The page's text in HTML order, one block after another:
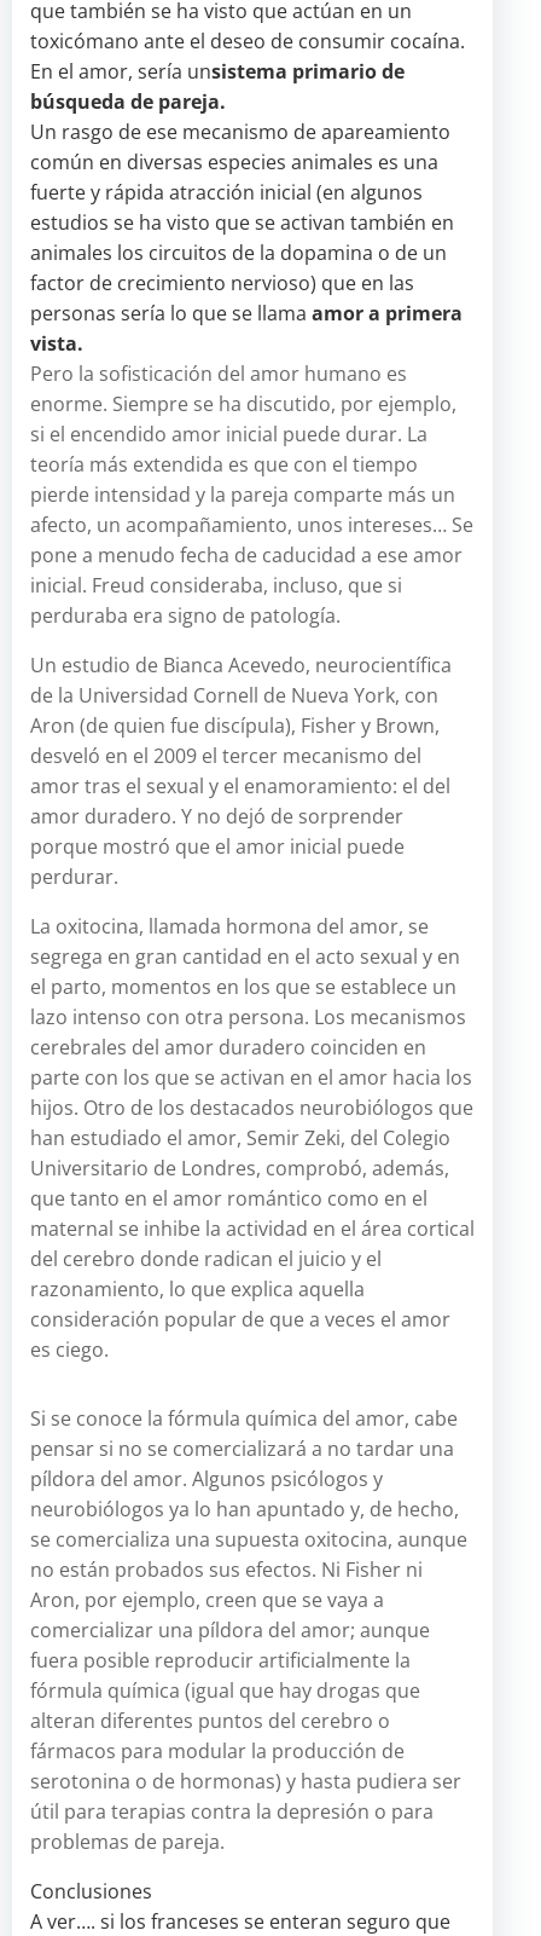
que también se ha visto que actúan en un
toxicómano ante el deseo de consumir cocaína.
En el amor, sería unsistema primario de
búsqueda de pareja.
Un rasgo de ese mecanismo de apareamiento
común en diversas especies animales es una
fuerte y rápida atracción inicial (en algunos
estudios se ha visto que se activan también en
animales los circuitos de la dopamina o de un
factor de crecimiento nervioso) que en las
personas sería lo que se llama amor a primera
vista.
Pero la sofisticación del amor humano es
enorme. Siempre se ha discutido, por ejemplo,
si el encendido amor inicial puede durar. La
teoría más extendida es que con el tiempo
pierde intensidad y la pareja comparte más un
afecto, un acompañamiento, unos intereses… Se
pone a menudo fecha de caducidad a ese amor
inicial. Freud consideraba, incluso, que si
perduraba era signo de patología.
Un estudio de Bianca Acevedo, neurocientífica
de la Universidad Cornell de Nueva York, con
Aron (de quien fue discípula), Fisher y Brown,
desveló en el 2009 el tercer mecanismo del
amor tras el sexual y el enamoramiento: el del
amor duradero. Y no dejó de sorprender
porque mostró que el amor inicial puede
perdurar.
La oxitocina, llamada hormona del amor, se
segrega en gran cantidad en el acto sexual y en
el parto, momentos en los que se establece un
lazo intenso con otra persona. Los mecanismos
cerebrales del amor duradero coinciden en
parte con los que se activan en el amor hacia los
hijos. Otro de los destacados neurobiólogos que
han estudiado el amor, Semir Zeki, del Colegio
Universitario de Londres, comprobó, además,
que tanto en el amor romántico como en el
maternal se inhibe la actividad en el área cortical
del cerebro donde radican el juicio y el
razonamiento, lo que explica aquella
consideración popular de que a veces el amor
es ciego.
Si se conoce la fórmula química del amor, cabe
pensar si no se comercializará a no tardar una
píldora del amor. Algunos psicólogos y
neurobiólogos ya lo han apuntado y, de hecho,
se comercializa una supuesta oxitocina, aunque
no están probados sus efectos. Ni Fisher ni
Aron, por ejemplo, creen que se vaya a
comercializar una píldora del amor; aunque
fuera posible reproducir artificialmente la
fórmula química (igual que hay drogas que
alteran diferentes puntos del cerebro o
fármacos para modular la producción de
serotonina o de hormonas) y hasta pudiera ser
útil para terapias contra la depresión o para
problemas de pareja.
Conclusiones
A ver…. si los franceses se enteran seguro que